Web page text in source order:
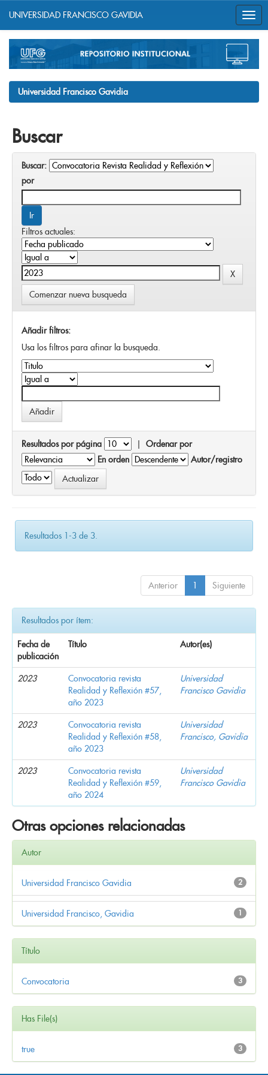
navigation
UNIVERSIDAD FRANCISCO GAVIDIA
Universidad Francisco Gavidia
Buscar
Buscar:
por
Filtros actuales:
Comenzar nueva busqueda
Añadir filtros:
Usa los filtros para afinar la busqueda.
Resultados por página | Ordenar por
En orden
Autor/registro
Resultados 1-3 de 3.
Anterior 1 Siguiente
Resultados por ítem:
Fecha de
publicación
Título Autor(es)
2023
Convocatoria revista
Realidad y Reflexión #57,
año 2023
Universidad
Francisco Gavidia
2023
Convocatoria revista
Realidad y Reflexión #58,
año 2023
Universidad
Francisco, Gavidia
2023
Convocatoria revista
Realidad y Reflexión #59,
año 2024
Universidad
Francisco Gavidia
Otras opciones relacionadas
Autor
2
Universidad Francisco Gavidia
1
Universidad Francisco, Gavidia
Título
3
Convocatoria
Has File(s)
3
true